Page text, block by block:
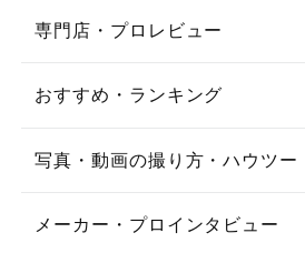
専門店・プロレビュー
おすすめ・ランキング
写真・動画の撮り方・ハウツー
メーカー・プロインタビュー